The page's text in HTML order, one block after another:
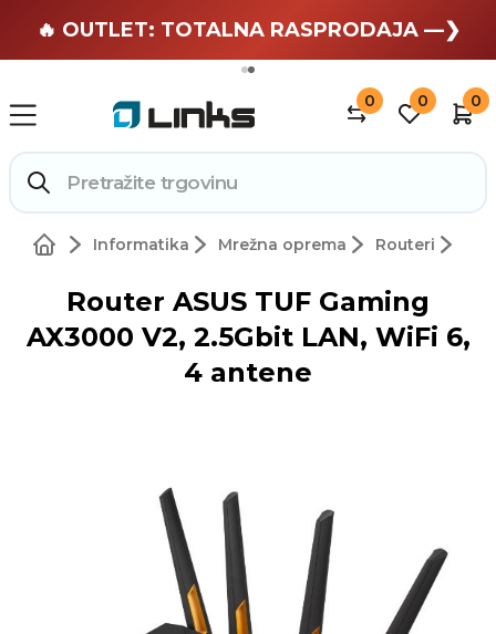
🏄 Zaslužuješ odmor —❯
🔥 OUTLET: TOTALNA RASPRODAJA —❯
0 0 0
Informatika Mrežna oprema Routeri
Router ASUS TUF Gaming
AX3000 V2, 2.5Gbit LAN, WiFi 6,
4 antene